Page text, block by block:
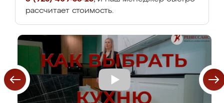
рассчитает стоимость.